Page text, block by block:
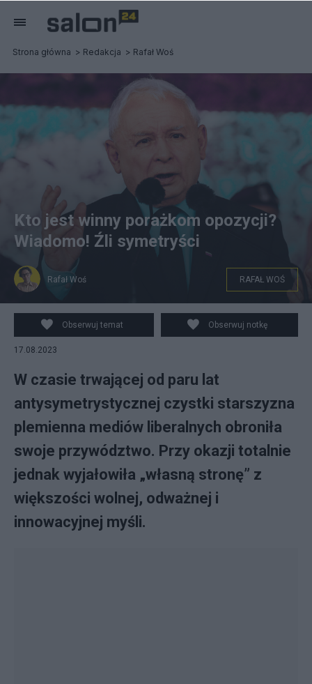
Strona główna Redakcja Rafał Woś
Kto jest winny porażkom opozycji?
Wiadomo! Źli symetryści
Rafał Woś RAFAŁ WOŚ
Obserwuj temat Obserwuj notkę
17.08.2023
W czasie trwającej od paru lat
antysymetrystycznej czystki starszyzna
plemienna mediów liberalnych obroniła
swoje przywództwo. Przy okazji totalnie
jednak wyjałowiła „własną stronę” z
większości wolnej, odważnej i
innowacyjnej myśli.